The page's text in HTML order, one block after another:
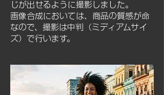
じが出せるように撮影しました。
画像合成においては、商品の質感が命
なので、撮影は中判（ミディアムサイ
ズ）で行います。